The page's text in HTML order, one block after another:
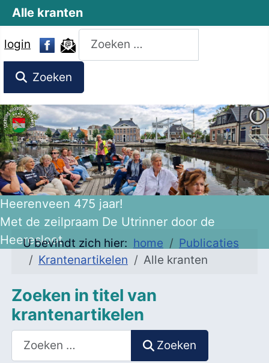
login
Zoeken
Zoeken
U bevindt zich hier: home
Publicaties
Krantenartikelen
Alle kranten
Zoeken in titel van
krantenartikelen
Zoeken
Zoeken
Alle kranten